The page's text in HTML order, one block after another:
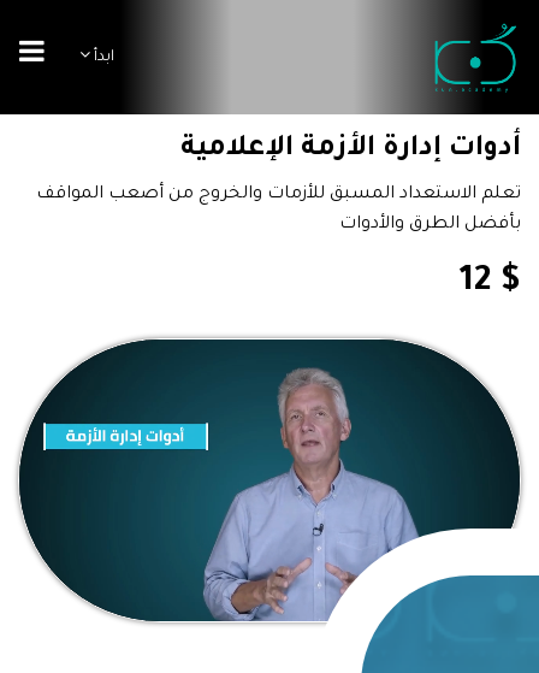
ابدأ
أدوات إدارة الأزمة الإعلامية
تعلم الاستعداد المسبق للأزمات والخروج من أصعب المواقف
بأفضل الطرق والأدوات
$ 12